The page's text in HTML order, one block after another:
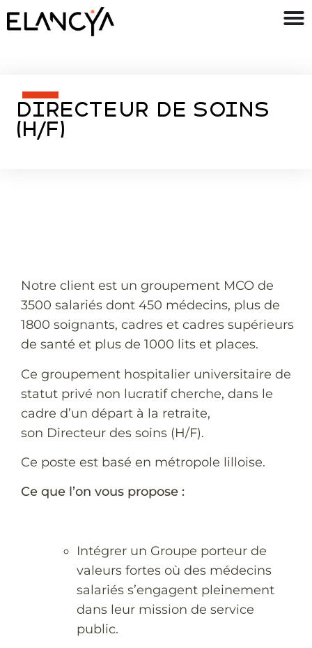
DIRECTEUR DE SOINS
(H/F)
Notre client est un groupement MCO de
3500 salariés dont 450 médecins, plus de
1800 soignants, cadres et cadres supérieurs
de santé et plus de 1000 lits et places.
Ce groupement hospitalier universitaire de
statut privé non lucratif cherche, dans le
cadre d’un départ à la retraite,
son Directeur des soins (H/F).
Ce poste est basé en métropole lilloise.
Ce que l’on vous propose :
Intégrer un Groupe porteur de
valeurs fortes où des médecins
salariés s’engagent pleinement
dans leur mission de service
public.